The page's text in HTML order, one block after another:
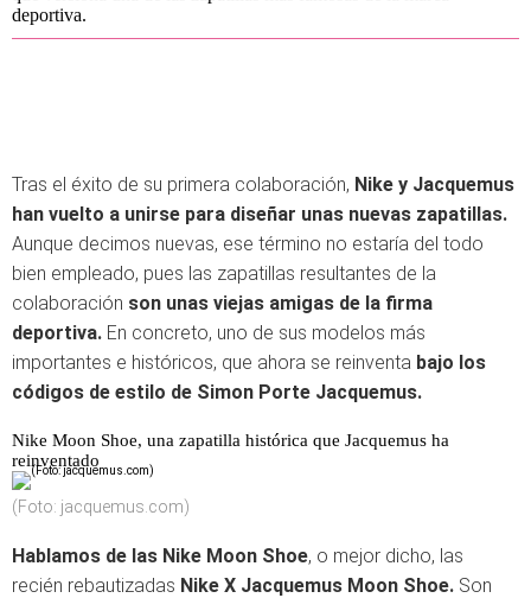
deportiva.
Tras el éxito de su primera colaboración, Nike y Jacquemus
han vuelto a unirse para diseñar unas nuevas zapatillas.
Aunque decimos nuevas, ese término no estaría del todo
bien empleado, pues las zapatillas resultantes de la
colaboración son unas viejas amigas de la firma
deportiva. En concreto, uno de sus modelos más
importantes e históricos, que ahora se reinventa bajo los
códigos de estilo de Simon Porte Jacquemus.
Nike Moon Shoe, una zapatilla histórica que Jacquemus ha
reinventado
(Foto: jacquemus.com)
Hablamos de las Nike Moon Shoe, o mejor dicho, las
recién rebautizadas Nike X Jacquemus Moon Shoe. Son